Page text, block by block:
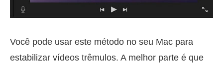
Você pode usar este método no seu Mac para
estabilizar vídeos trêmulos. A melhor parte é que